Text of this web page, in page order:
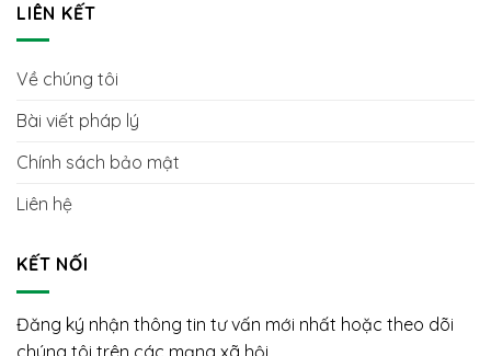
LIÊN KẾT
Về chúng tôi
Bài viết pháp lý
Chính sách bảo mật
Liên hệ
KẾT NỐI
Đăng ký nhận thông tin tư vấn mới nhất hoặc theo dõi
chúng tôi trên các mạng xã hội